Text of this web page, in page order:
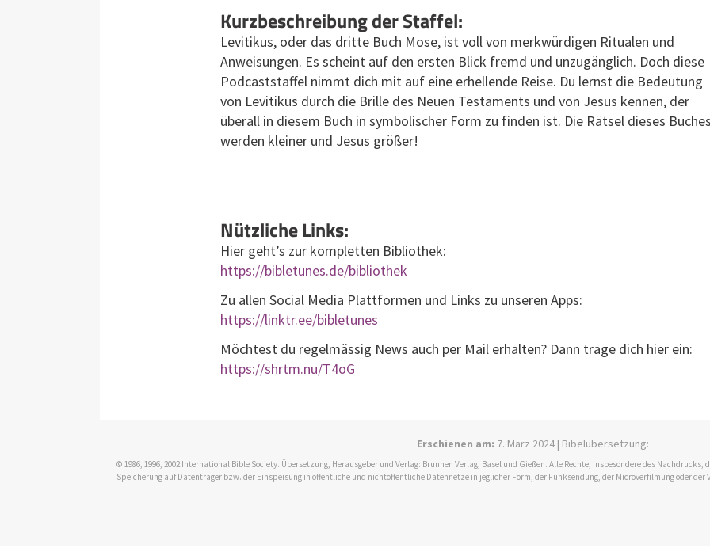
Kurzbeschreibung der Staffel:
Levitikus, oder das dritte Buch Mose, ist voll von merkwürdigen Ritualen und
Anweisungen. Es scheint auf den ersten Blick fremd und unzugänglich. Doch diese
Podcaststaffel nimmt dich mit auf eine erhellende Reise. Du lernst die Bedeutung
von Levitikus durch die Brille des Neuen Testaments und von Jesus kennen, der
überall in diesem Buch in symbolischer Form zu finden ist. Die Rätsel dieses Buches
werden kleiner und Jesus größer!
Nützliche Links:
Hier geht’s zur kompletten Bibliothek:
https://bibletunes.de/bibliothek
Zu allen Social Media Plattformen und Links zu unseren Apps:
https://linktr.ee/bibletunes
Möchtest du regelmässig News auch per Mail erhalten? Dann trage dich hier ein:
https://shrtm.nu/T4oG
Erschienen am: 7. März 2024 | Bibelübersetzung:
© 1986, 1996, 2002 International Bible Society. Übersetzung, Herausgeber und Verlag: Brunnen Verlag, Basel und Gießen. Alle Rechte, insbesondere des
Speicherung auf Datenträger bzw. der Einspeisung in öffentliche und nichtöffentliche Datennetze in jeglicher Form, der Funksendung, der Microverfilmung oder